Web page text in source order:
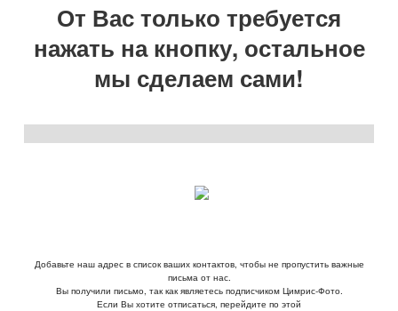
От Вас только требуется
нажать на кнопку, остальное
мы сделаем сами!
Добавьте наш адрес в список ваших контактов, чтобы не пропустить важные
письма от нас.
Вы получили письмо, так как являетесь подписчиком Цимрис-Фото.
Если Вы хотите отписаться, перейдите по этой